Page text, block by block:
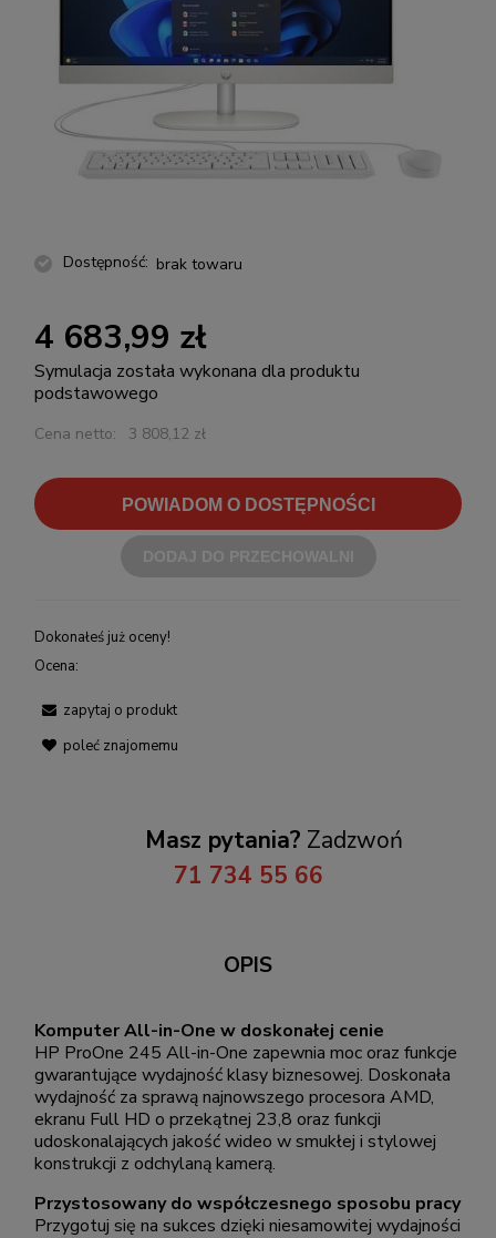
Dostępność: brak towaru
4 683,99 zł
Symulacja została wykonana dla produktu
podstawowego
Cena netto: 3 808,12 zł
POWIADOM O DOSTĘPNOŚCI
Dokonałeś już oceny!
Ocena:
zapytaj o produkt
poleć znajomemu
Masz pytania? Zadzwoń
71 734 55 66
OPIS
Komputer All-in-One w doskonałej cenie
HP ProOne 245 All-in-One zapewnia moc oraz funkcje
gwarantujące wydajność klasy biznesowej. Doskonała
wydajność za sprawą najnowszego procesora AMD,
ekranu Full HD o przekątnej 23,8 oraz funkcji
udoskonalających jakość wideo w smukłej i stylowej
konstrukcji z odchylaną kamerą.
Przystosowany do współczesnego sposobu pracy
Przygotuj się na sukces dzięki niesamowitej wydajności